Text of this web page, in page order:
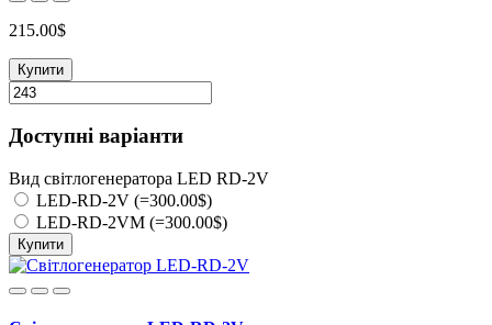
215.00$
Купити
Доступні варіанти
Вид світлогенератора LED RD-2V
LED-RD-2V (=300.00$)
LED-RD-2VM (=300.00$)
Купити